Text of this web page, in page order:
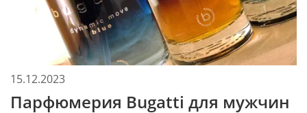
15.12.2023
Парфюмерия Bugatti для мужчин